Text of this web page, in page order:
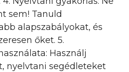
sem! Tanuld
alapszabályokat, és
őket. 5.
Használj
nyelvtani segédleteket